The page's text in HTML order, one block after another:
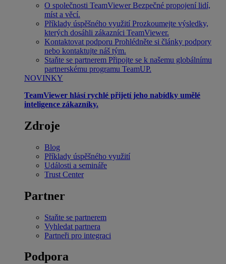
O společnosti TeamViewer Bezpečné propojení lidí,
míst a věcí.
Příklady úspěšného využití Prozkoumejte výsledky,
kterých dosáhli zákazníci TeamViewer.
Kontaktovat podporu Prohlédněte si články podpory
nebo kontaktujte náš tým.
Staňte se partnerem Připojte se k našemu globálnímu
partnerskému programu TeamUP.
NOVINKY
TeamViewer hlásí rychlé přijetí jeho nabídky umělé
inteligence zákazníky.
Zdroje
Blog
Příklady úspěšného využití
Události a semináře
Trust Center
Partner
Staňte se partnerem
Vyhledat partnera
Partneři pro integraci
Podpora